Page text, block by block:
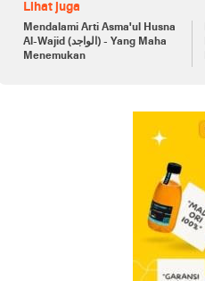
Lihat juga
Mendalami Arti Asma'ul Husna
Al-Wajid (الواجد) - Yang Maha
Menemukan